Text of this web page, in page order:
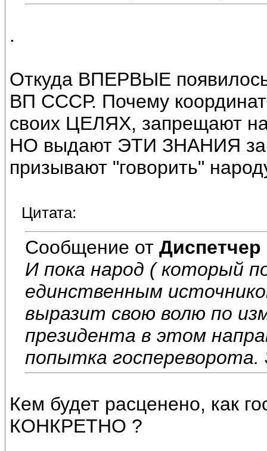
.
Откуда ВПЕРВЫЕ
ВП СССР. Почему
своих ЦЕЛЯХ, запрещают на
НО выдают ЭТИ ЗНАНИЯ за
призывают "говорить"
Цитата:
Сообщение от Диспетчер
И пока народ ( который
единственным
выразит свою волю по
президента в этом
попытка
Кем будет расценено, как
КОНКРЕТНО ?